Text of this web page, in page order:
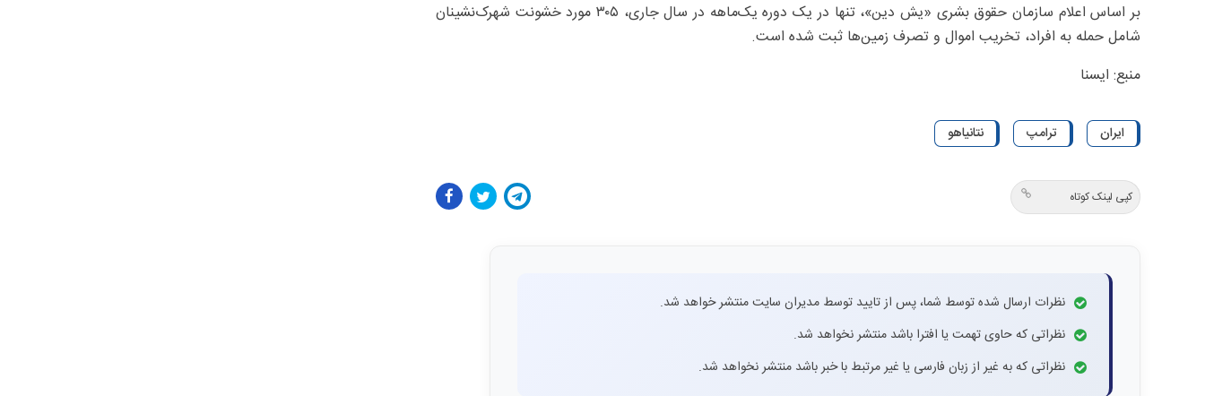
بر اساس اعلام سازمان حقوق بشری «یش دین»، تنها در یک دوره یک‌ماهه در سال جاری، ۳۰۵ مورد خشونت شهرک‌نشینان
شامل حمله به افراد، تخریب اموال و تصرف زمین‌ها ثبت شده است.
منبع: ایسنا
ایران ترامپ نتانیاهو
کپی لینک کوتاه
نظرات ارسال شده توسط شما، پس از تایید توسط مدیران سایت منتشر خواهد شد.
نظراتی که حاوی تهمت یا افترا باشد منتشر نخواهد شد.
نظراتی که به غیر از زبان فارسی یا غیر مرتبط با خبر باشد منتشر نخواهد شد.